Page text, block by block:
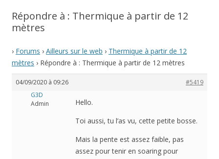
Répondre à : Thermique à partir de 12
mètres
› Forums › Ailleurs sur le web › Thermique à partir de 12
mètres › Répondre à : Thermique à partir de 12 mètres
04/09/2020 à 09:26
#5419
G3D
Admin
Hello.
Toi aussi, tu l’as vu, cette petite bosse.
Mais la pente est assez faible, pas
assez pour tenir en soaring pour